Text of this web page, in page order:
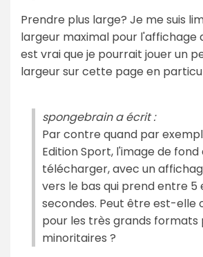
Prendre plus large? Je me suis
largeur maximal pour l'affichage
est vrai que je pourrait jouer un
largeur sur cette page en
spongebrain a écrit :
Par contre quand par
Edition Sport, l'image de
télécharger, avec un
vers le bas qui prend entre 5
secondes. Peut être est-elle
pour les très grands
minoritaires ?